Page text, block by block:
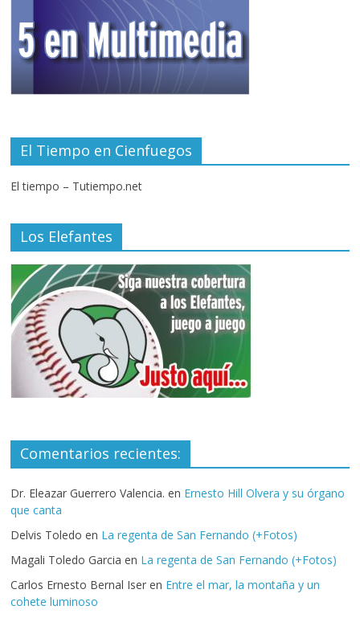
El Tiempo en Cienfuegos
El tiempo – Tutiempo.net
Los Elefantes
Comentarios recientes:
Dr. Eleazar Guerrero Valencia. en Ernesto Hill Olvera y su órgano
que canta
Delvis Toledo en La regenta de San Fernando (+Fotos)
Magali Toledo Garcia en La regenta de San Fernando (+Fotos)
Carlos Ernesto Bernal Iser en Entre el mar, la montaña y un
cohete luminoso